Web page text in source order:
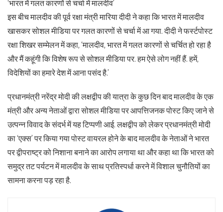
‘भारत में गलत कारणों से चर्चा में मालदीव’
इस बीच मालदीव की पूर्व रक्षा मंत्री मारिया दीदी ने कहा कि भारत में मालदीव
खासकर सोशल मीडिया पर गलत कारणों से चर्चा में आ गया. दीदी ने फर्स्टपोस्ट
रक्षा शिखर सम्मेलन में कहा, ‘मालदीव, भारत में गलत कारणों से चर्चित हो रहा है
और मैं कहूंगी कि विशेष रूप से सोशल मीडिया पर. हम ऐसे लोग नहीं हैं. हमें,
विदेशियों का हमारे देश में आना पसंद है.’
प्रधानमंत्री नरेंद्र मोदी की लक्षद्वीप की यात्रा के कुछ दिन बाद मालदीव के एक
मंत्री और अन्य नेताओं द्वारा सोशल मीडिया पर आपत्तिजनक पोस्ट किए जाने से
उत्पन्न विवाद के संदर्भ में यह टिप्पणी आई. लक्षद्वीप को लेकर प्रधानमंत्री मोदी
का ‘एक्स’ पर किया गया पोस्ट वायरल होने के बाद मालदीव के नेताओं ने भारत
पर द्वीपराष्ट्र को निशाना बनाने का आरोप लगाया था और कहा था कि भारत को
समुद्र तट पर्यटन में मालदीव के साथ प्रतिस्पर्धा करने में विशाल चुनौतियों का
सामना करना पड़ रहा है.